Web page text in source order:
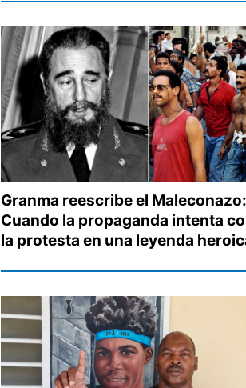
Granma reescribe el Maleconazo:
Cuando la propaganda intenta
la protesta en una leyenda